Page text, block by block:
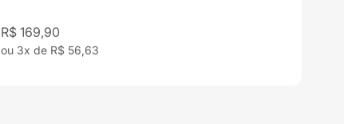
Preço promocional
R$ 169,90
ou 3x de R$ 56,63